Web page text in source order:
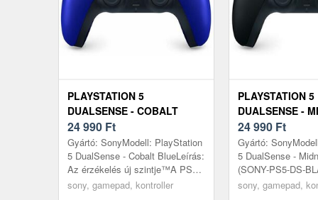
PLAYSTATION 5
DUALSENSE - COBALT
BLUE
24 990 Ft
Gyártó: SonyModell: PlayStation
5 DualSense - Cobalt BlueLeírás:
Az érzékelés új szintje™A PS5
DualSense vezeték nélküli
sony, gamepad, kontroller
PLAYSTATION 5
DUALSENSE -
BLACK
24 990 Ft
Gyártó:
5 DualSense -
(SONY-PS5-DS-
Az érzékelés új
sony, gamepad,